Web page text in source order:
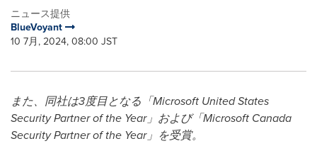
ニュース提供
BlueVoyant
10 7月, 2024, 08:00 JST
また、同社は3度目となる「Microsoft United States
Security Partner of the Year」および「Microsoft Canada
Security Partner of the Year」を受賞。